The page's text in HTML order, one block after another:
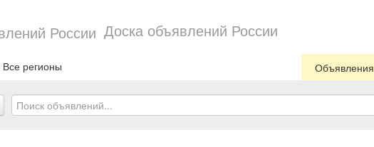
Доска объявлений России
Все регионы Объявления